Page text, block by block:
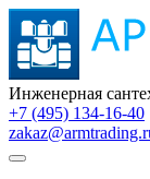
Инженерная
+7 (495) 134-16-40